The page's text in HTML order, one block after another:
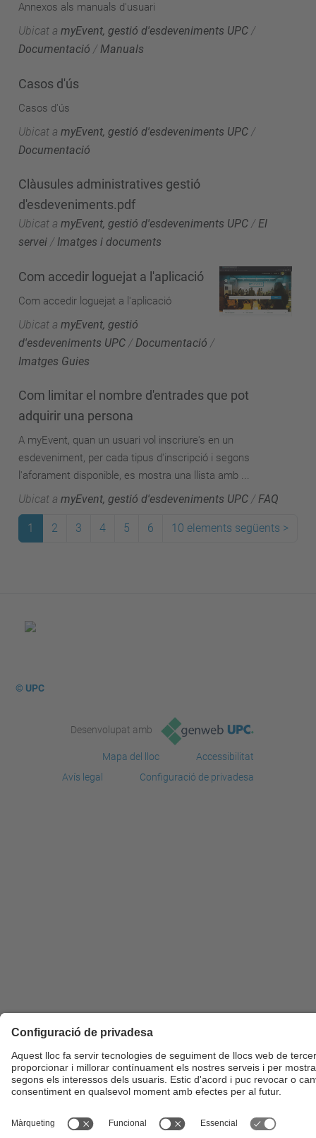
Annexos als manuals d'usuari
Ubicat a myEvent, gestió d'esdeveniments UPC /
Documentació /Manuals
Casos d'ús
Casos d'ús
Ubicat a myEvent, gestió d'esdeveniments UPC /
Documentació
Clàusules administratives gestió
d'esdeveniments.pdf
Ubicat a myEvent, gestió d'esdeveniments UPC /El
servei / Imatges i documents
Com accedir loguejat a l'aplicació
Com accedir loguejat a l'aplicació
Ubicat a myEvent, gestió
d'esdeveniments UPC / Documentació /
Imatges Guies
Com limitar el nombre d'entrades que pot
adquirir una persona
A myEvent, quan un usuari vol inscriure's en un
esdeveniment, per cada tipus d'inscripció i segons
l'aforament disponible, es mostra una llista amb ...
Ubicat a myEvent, gestió d'esdeveniments UPC /FAQ
1 2 3 4 5 6 10 elements següents >
© UPC
Desenvolupat amb
Mapa del lloc
Accessibilitat
Avís legal
Configuració de privadesa